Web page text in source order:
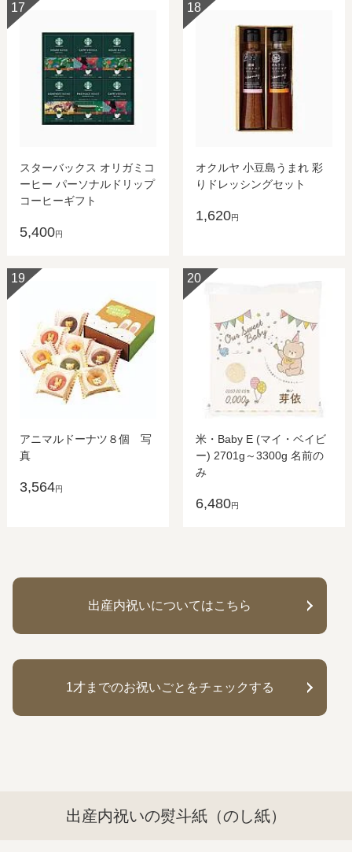
17
スターバックス オリガミコ
ーヒー パーソナルドリップ
コーヒーギフト
5,400円
18
オクルヤ 小豆島うまれ 彩
りドレッシングセット
1,620円
19
アニマルドーナツ８個 写
真
3,564円
20
米・Baby E (マイ・ベイビ
ー) 2701g～3300g 名前の
み
6,480円
出産内祝いについてはこちら
1才までのお祝いごとをチェックする
出産内祝いの熨斗紙（のし紙）